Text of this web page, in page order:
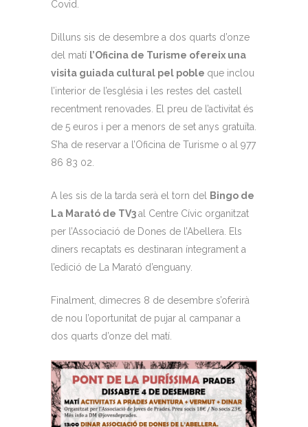
Covid.
Dilluns sis de desembre a dos quarts d’onze
del matí l’Oficina de Turisme ofereix una
visita guiada cultural pel poble que inclou
l’interior de l’església i les restes del castell
recentment renovades. El preu de l’activitat és
de 5 euros i per a menors de set anys gratuïta.
S’ha de reservar a l’Oficina de Turisme o al 977
86 83 02.
A les sis de la tarda serà el torn del
Bingo de
La Marató de TV3al Centre Cívic organitzat
per l’Associació de Dones de l’Abellera. Els
diners recaptats es destinaran íntegrament a
l’edició de La Marató d’enguany.
Finalment, dimecres 8 de desembre s’oferirà
de nou l’oportunitat de pujar al campanar a
dos quarts d’onze del matí.